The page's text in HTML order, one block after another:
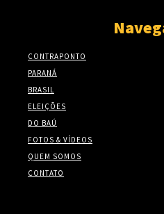
CONTRAPONTO
PARANÁ
BRASIL
ELEIÇÕES
DO BAÚ
FOTOS & VÍDEOS
QUEM SOMOS
CONTATO